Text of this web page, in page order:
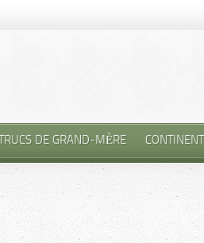
TRUCS DE GRAND-MÈRE